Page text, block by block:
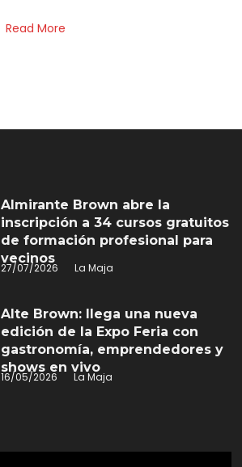
Read More
Almirante Brown abre la
inscripción a 34 cursos gratuitos
de formación profesional para
vecinos
27/07/2026 La Maja
Alte Brown: llega una nueva
edición de la Expo Feria con
gastronomía, emprendedores y
shows en vivo
16/05/2026 La Maja